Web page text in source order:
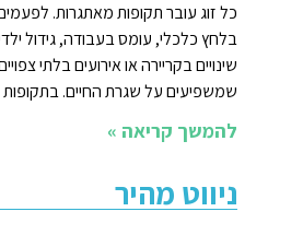
כל זוג עובר תקופות מאתגרות.
בלחץ כלכלי, עומס בעבודה, גידול
שינויים בקריירה או אירועים בלתי
שמשפיעים על שגרת החיים.
להמשך קריאה »
ניווט מהיר